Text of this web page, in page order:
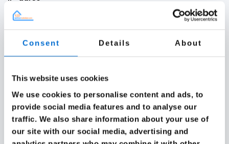
Consent Details About
This website uses cookies
We use cookies to personalise content and ads, to
provide social media features and to analyse our
traffic. We also share information about your use of
our site with our social media, advertising and
Gegevens over uw activiteiten op onze website
Internetbrowser en apparaat type
3. Hoe verzamelen wij uw persoonsgegevens?
Wij verzamelen persoonsgegevens op de volgende
manieren:
Wanneer u zich inschrijft voor onze nieuwsbrief.
Wanneer u een dienst afneemt of een account
aanmaakt op onze website.
Via cookies en vergelijkbare technologieën bij het
bezoeken van onze website.
4. Waarom verzamelen wij uw persoonsgegevens?